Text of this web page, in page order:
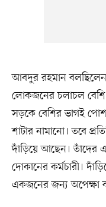
আবদুর রহমান
লোকজনের চলাচল
সড়কে বেশির ভাগই
শাটার নামানো। তবে
দাঁড়িয়ে আছেন। তাঁদের
দোকানের কর্মচারী।
একজনের জন্য অপেক্ষা